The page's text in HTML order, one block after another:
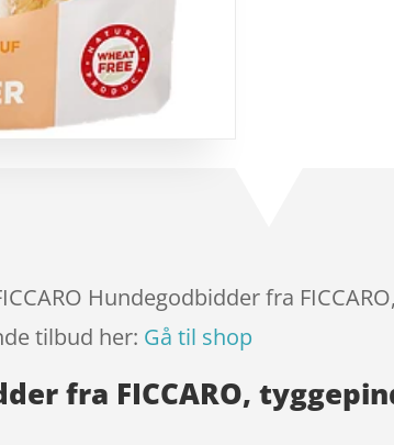
Hundegodbidder fra
tilbud her: Gå til shop
fra FICCARO,